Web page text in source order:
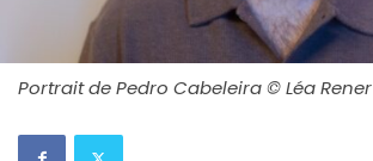
Portrait de Pedro Cabeleira © Léa Rener